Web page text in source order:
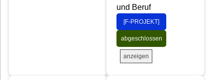
und Beruf
[F-PROJEKT]
abgeschlossen
anzeigen